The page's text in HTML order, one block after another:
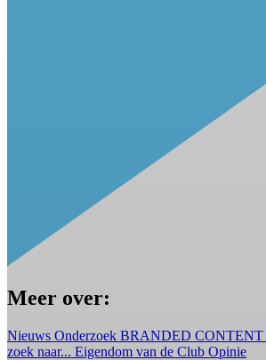
Meer over:
Nieuws Onderzoek BRANDED CONTENT
zoek naar... Eigendom van de Club Opinie